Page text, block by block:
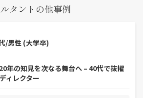
タントの他事例
年の知見を次なる舞台へ – 40代で抜擢
ィレクター
/男性 (大学卒)